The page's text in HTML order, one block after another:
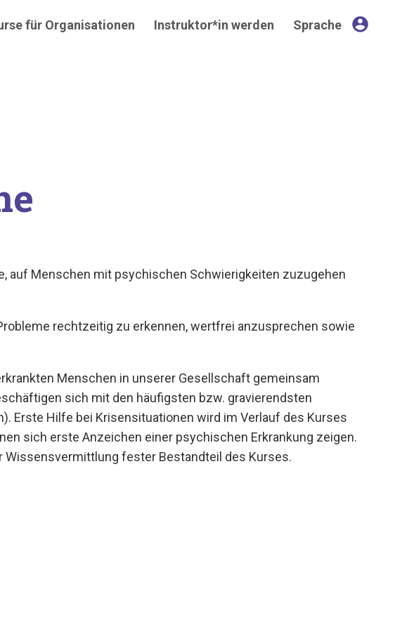
für Organisationen Instruktor*in werden Sprache account_circle
auf Menschen mit psychischen Schwierigkeiten zuzugehen
rechtzeitig zu erkennen, wertfrei anzusprechen sowie
Menschen in unserer Gesellschaft gemeinsam
sich mit den häufigsten bzw. gravierendsten
Erste Hilfe bei Krisensituationen wird im Verlauf des Kurses
sich erste Anzeichen einer psychischen Erkrankung zeigen.
Wissensvermittlung fester Bestandteil des Kurses.